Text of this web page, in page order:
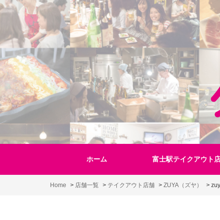
Skip
content
ホーム 富士駅テイクアウト
Home > 店舗一覧 > テイクアウト店舗 > ZUYA（ズヤ） >